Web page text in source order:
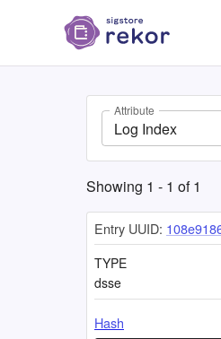
Attribute
Log Index
Showing 1 - 1 of1
Entry UUID:
TYPE
dsse
Hash